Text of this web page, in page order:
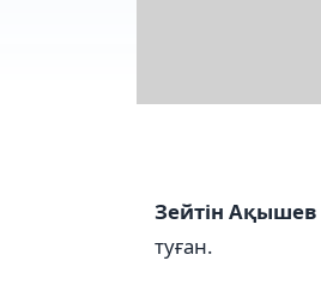
Зейтін Ақышев
туған.